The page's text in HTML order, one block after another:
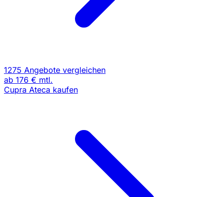
1275 Angebote vergleichen
ab 176 € mtl.
Cupra Ateca kaufen